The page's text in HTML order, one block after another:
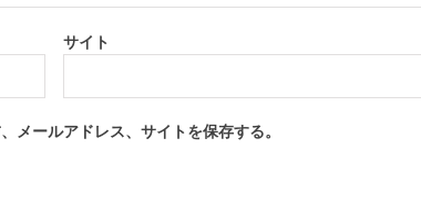
サイト
メールアドレス、サイトを保存する。